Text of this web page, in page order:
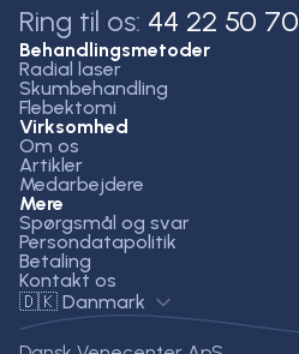
Ring til os: 44 22 50 70
Behandlingsmetoder
Radial laser
Skumbehandling
Flebektomi
Virksomhed
Om os
Artikler
Medarbejdere
Mere
Spørgsmål og svar
Persondatapolitik
Betaling
Kontakt os
🇩🇰 Danmark